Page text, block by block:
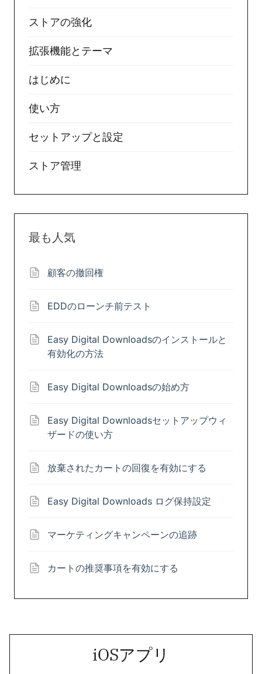
ストアの強化
拡張機能とテーマ
はじめに
使い方
セットアップと設定
ストア管理
最も人気
顧客の撤回権
EDDのローンチ前テスト
Easy Digital Downloadsのインストールと
有効化の方法
Easy Digital Downloadsの始め方
Easy Digital Downloadsセットアップウィ
ザードの使い方
放棄されたカートの回復を有効にする
Easy Digital Downloads ログ保持設定
マーケティングキャンペーンの追跡
カートの推奨事項を有効にする
iOSアプリ